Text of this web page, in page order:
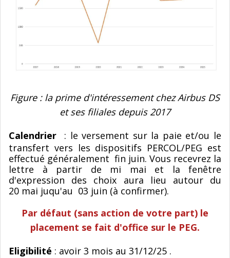
Figure : la prime d'intéressement chez Airbus DS
et ses filiales depuis 2017
Calendrier
: le versement sur la paie et/ou le
transfert vers les dispositifs PERCOL/PEG est
effectué généralement fin juin. Vous recevrez la
lettre à partir de mi mai et la fenêtre
d'expression des choix aura lieu autour du
20 mai juqu'au 03 juin (à confirmer).
Par défaut (sans action de votre part) le
placement se fait d'office sur le PEG.
Eligibilité : avoir 3 mois au 31/12/25 .